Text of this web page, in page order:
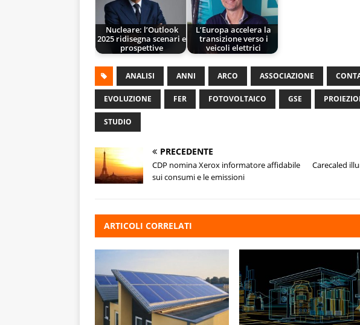
Nucleare: l’Outlook
2025 ridisegna scenari e
prospettive
L’Europa accelera la
transizione verso i
veicoli elettrici
ANALISI ANNI ARCO ASSOCIAZIONE
EVOLUZIONE FER FOTOVOLTAICO GSE
STUDIO
PRECEDENTE
CDP nomina Xerox informatore affidabile
sui consumi e le emissioni
Carecaled
ARTICOLI CORRELATI